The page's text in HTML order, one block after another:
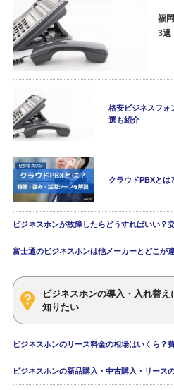
福
3選
格安ビジネスフォ
選も紹介
クラウドPBXとは
ビジネスホンが故障したらどうすればいい？
富士通のビジネスホンは他メーカーとどこが
ビジネスホンの導入・入れ替
知りたい
ビジネスホンのリース料金の相場はいくら？
ビジネスホンの新品購入・中古購入・リース